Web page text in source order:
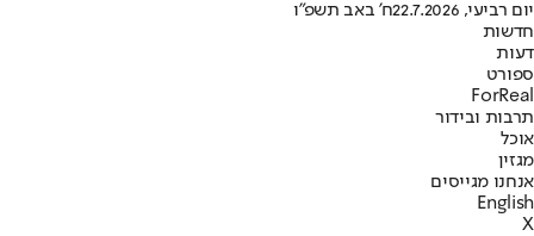
יום רביעי, 22.7.2026
ח' באב תשפ"ו
חדשות
דעות
ספורט
ForReal
תרבות ובידור
אוכל
מגזין
אנחנו מגייסים
English
X